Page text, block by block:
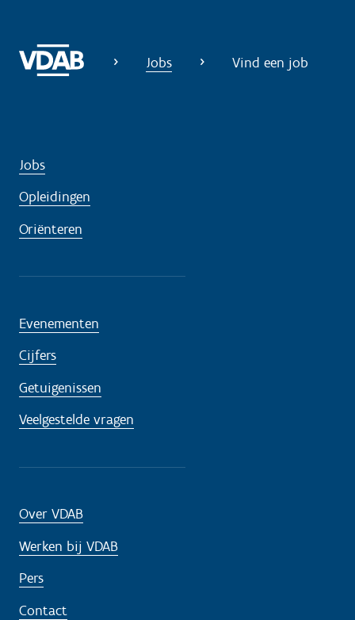
Jobs Vind een job
Jobs
Opleidingen
Oriënteren
Evenementen
Cijfers
Getuigenissen
Veelgestelde vragen
Over VDAB
Werken bij VDAB
Pers
Contact